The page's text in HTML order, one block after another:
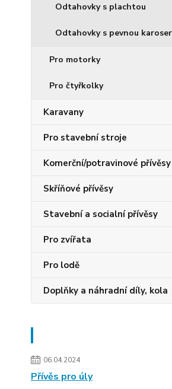
Odtahovky s plachtou
Odtahovky s pevnou
Pro motorky
Pro čtyřkolky
Karavany
Pro stavební stroje
Komerční/potravinové přívěsy
Skříňové přívěsy
Stavební a socialní přívěsy
Pro zvířata
Pro lodě
Doplňky a náhradní díly, kola
06.04.2024
Přívěs pro úly